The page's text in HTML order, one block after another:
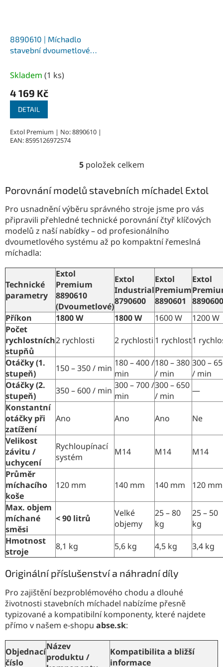
8890610 | Míchadlo
stavební dvoumetlové
Skladem (1 ks)
4 169 Kč
DETAIL
Extol Premium | No: 8890610 |
EAN: 8595126972574
O
l
á
d
a
c
í
p
y
v
ý
p
u
5položek celkem
Porovnání modelů stavebních míchadel Extol
Pro usnadnění výběru správného stroje jsme pro vás
připravili přehledné technické porovnání čtyř klíčových
modelů z naší nabídky – od profesionálního
dvoumetlového systému až po kompaktní řemeslná
míchadla:
Technické
parametry
Extol
Premium
8890610
(Dvoumetlové)
Extol
Industrial
8790600
Extol
Premium
8890601
Extol
8890600
Příkon
1800 W 1800 W 1600 W
1200 W
Počet
rychlostních
stupňů
2 rychlosti 2 rychlosti 1 rychlost1
Otáčky (1.
stupeň)
150 – 350 / min 180 – 400 /
min
180 – 380
/ min
300 –
/ min
Otáčky (2.
stupeň)
350 – 600 / min 300 – 700 /
min
300 – 650
/ min
—
Konstantní
otáčky při
zatížení
Ano Ano Ano Ne
Velikost
závitu /
uchycení
Rychloupínací
systém
M14 M14 M14
Průměr
míchacího
koše
120 mm 140 mm 140 mm 120 mm
Max. objem
míchané
směsi
< 90 litrů
Velké
objemy
25 – 80
kg
25 – 50
kg
Hmotnost
stroje
8,1 kg 5,6 kg 4,5 kg 3,4 kg
Originální příslušenství a náhradní díly
Pro zajištění bezproblémového chodu a dlouhé
životnosti stavebních míchadel nabízíme přesně
typizované a kompatibilní komponenty, které najdete
přímo v našem e-shopu abse.sk:
Objednací
číslo
Název
produktu /
Kompatibilita a bližší
informace